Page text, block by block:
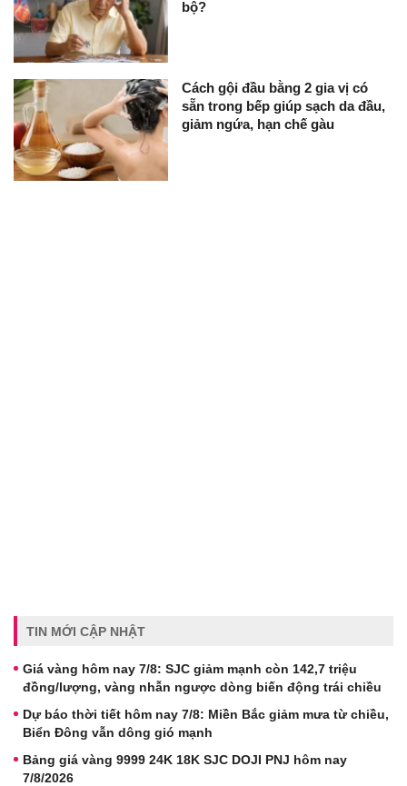
bộ?
Cách gội đầu bằng 2 gia vị có
sẵn trong bếp giúp sạch da đầu,
giảm ngứa, hạn chế gàu
TIN MỚI CẬP NHẬT
Giá vàng hôm nay 7/8: SJC giảm mạnh còn 142,7 triệu
đồng/lượng, vàng nhẫn ngược dòng biến động trái chiều
Dự báo thời tiết hôm nay 7/8: Miền Bắc giảm mưa từ chiều,
Biển Đông vẫn dông gió mạnh
Bảng giá vàng 9999 24K 18K SJC DOJI PNJ hôm nay
7/8/2026